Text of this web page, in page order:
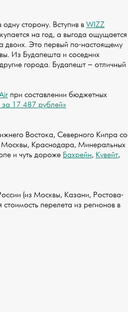
сторону. Вступив в WIZZ
на год, а выгода ощущается
двоих. Это первый по-настоящему
Из Будапешта и соседних
города. Будапешт – отличный
при составлении бюджетных
за 17 487 рублей»
Востока, Северного Кипра со
Москвы, Краснодара, Минеральных
и чуть дороже Бахрейн, Кувейт,
(из Москвы, Казани, Ростова-
перелета из регионов в